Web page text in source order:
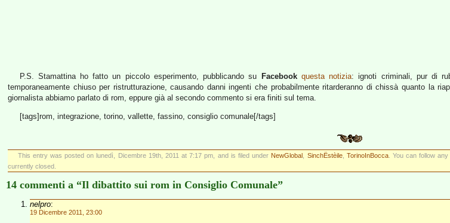
P.S. Stamattina ho fatto un piccolo esperimento, pubblicando su Facebook questa notizia: ignoti criminali, pur di
temporaneamente chiuso per ristrutturazione, causando danni ingenti che probabilmente ritarderanno di chissà quanto la
giornalista abbiamo parlato di rom, eppure già al secondo commento si era finiti sul tema.
[tags]rom, integrazione, torino, vallette, fassino, consiglio comunale[/tags]
This entry was posted on lunedì, Dicembre 19th, 2011 at 7:17 pm, and is filed under NewGlobal SinchËstèile, TorinoInBocca. You can follow
currently closed.
14 commenti a “Il dibattito sui rom in Consiglio Comunale”
nelpro:
19 Dicembre 2011, 23:00